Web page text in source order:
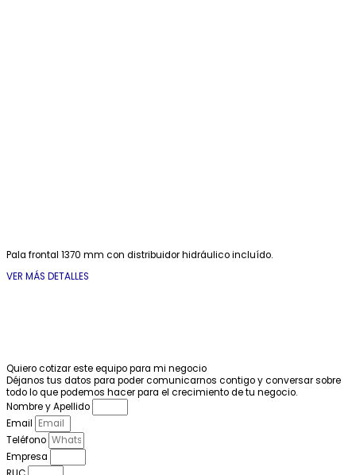
Pala frontal 1370 mm con distribuidor hidráulico incluído.
VER MÁS DETALLES
Quiero cotizar este equipo para mi negocio
Déjanos tus datos para poder comunicarnos contigo y conversar sobre
todo lo que podemos hacer para el crecimiento de tu negocio.
Nombre y Apellido
Email
Teléfono
Empresa